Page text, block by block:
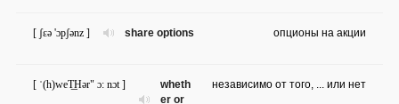
share options
[ ʃɛə 'ɔpʃənz ] опционы на акции
wheth
er or
[ ˈ(h)weT͟Hər" ɔ: nɔt ] независимо от того, ... или нет